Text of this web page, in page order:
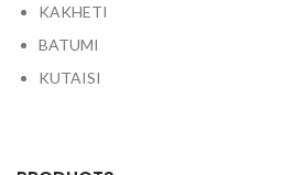
KAKHETI
BATUMI
KUTAISI